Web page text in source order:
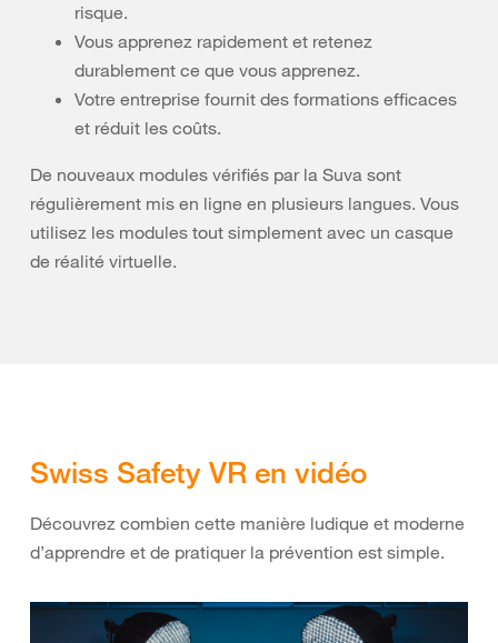
risque.
Vous apprenez rapidement et retenez
durablement ce que vous apprenez.
Votre entreprise fournit des formations efficaces
et réduit les coûts.
De nouveaux modules vérifiés par la Suva sont
régulièrement mis en ligne en plusieurs langues. Vous
utilisez les modules tout simplement avec un casque
de réalité virtuelle.
Swiss Safety VR en vidéo
Découvrez combien cette manière ludique et moderne
d’apprendre et de pratiquer la prévention est simple.